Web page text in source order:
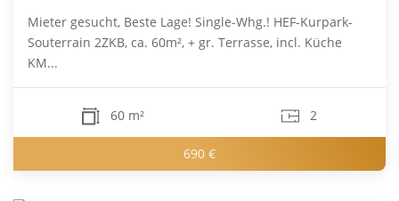
Mieter gesucht, Beste Lage! Single-Whg.! HEF-Kurpark-
Souterrain 2ZKB, ca. 60m², + gr. Terrasse, incl. Küche
KM...
60 m² 2
690 €